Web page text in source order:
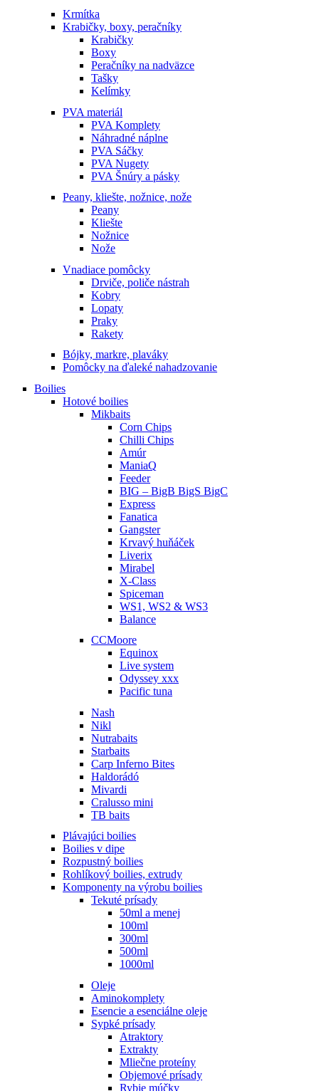
Krmítka
Krabičky, boxy, peračníky
Krabičky
Boxy
Peračníky na nadväzce
Tašky
Kelímky
PVA materiál
PVA Komplety
Náhradné náplne
PVA Sáčky
PVA Nugety
PVA Šnúry a pásky
Peany, kliešte, nožnice, nože
Peany
Kliešte
Nožnice
Nože
Vnadiace pomôcky
Drviče, poliče nástrah
Kobry
Lopaty
Praky
Rakety
Bójky, markre, plaváky
Pomôcky na ďaleké nahadzovanie
Boilies
Hotové boilies
Mikbaits
Corn Chips
Chilli Chips
Amúr
ManiaQ
Feeder
BIG – BigB BigS BigC
Express
Fanatica
Gangster
Krvavý huňáček
Liverix
Mirabel
X-Class
Spiceman
WS1, WS2 & WS3
Balance
CCMoore
Equinox
Live system
Odyssey xxx
Pacific tuna
Nash
Nikl
Nutrabaits
Starbaits
Carp Inferno Bites
Haldorádó
Mivardi
Cralusso mini
TB baits
Plávajúci boilies
Boilies v dipe
Rozpustný boilies
Rohlíkový boilies, extrudy
Komponenty na výrobu boilies
Tekuté prísady
50ml a menej
100ml
300ml
500ml
1000ml
Oleje
Aminokomplety
Esencie a esenciálne oleje
Sypké prísady
Atraktory
Extrakty
Mliečne proteíny
Objemové prísady
Rybie múčky